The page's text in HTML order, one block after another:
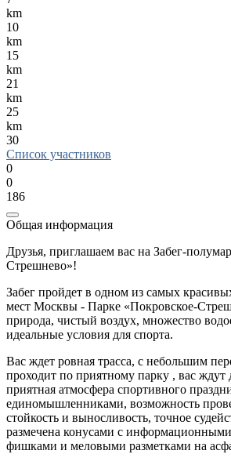
km
10
km
15
km
21
km
25
km
30
Список участников
0
0
186
Общая информация
Друзья, приглашаем вас на Забег-
Стрешнево»!
Забег пройдет в одном из самых
мест Москвы - Парке «Покровское-
природа, чистый воздух, множество
идеальные условия для спорта.
Вас ждет ровная трасса, с небольшим
проходит по приятному парку , вас ждут
приятная атмосфера спортивного
единомышленниками, возможность
стойкость и выносливость, точное
размечена конусами с
фишками и меловыми разметками на